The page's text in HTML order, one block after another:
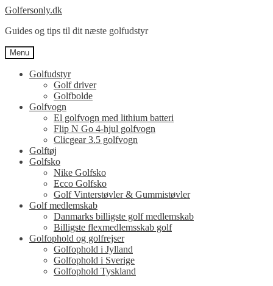
Spring
navigation
Spring
indhold
Golfersonly.dk
Guides og tips til dit næste golfudstyr
Menu
Golfudstyr
Golf driver
Golfbolde
Golfvogn
El golfvogn med lithium batteri
Flip N Go 4-hjul golfvogn
Clicgear 3.5 golfvogn
Golftøj
Golfsko
Nike Golfsko
Ecco Golfsko
Golf Vinterstøvler & Gummistøvler
Golf medlemskab
Danmarks billigste golf medlemskab
Billigste flexmedlemsskab golf
Golfophold og golfrejser
Golfophold i Jylland
Golfophold i Sverige
Golfophold Tyskland